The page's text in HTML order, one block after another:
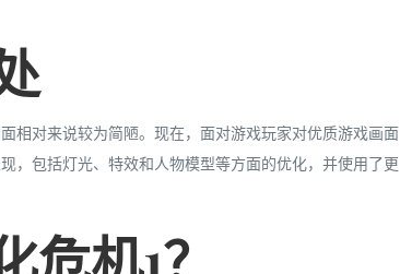
相对来说较为简陋。现在，面对游戏玩家对优质游戏画面
，包括灯光、特效和人物模型等方面的优化，并使用了更
机1？